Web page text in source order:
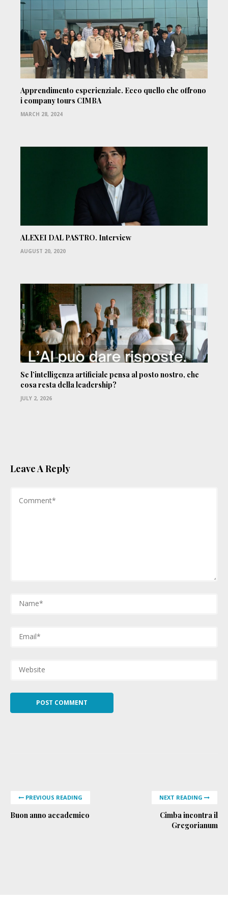
Apprendimento esperienziale. Ecco quello che offrono
i company tours CIMBA
MARCH 28, 2024
ALEXEI DAL PASTRO. Interview
AUGUST 20, 2020
Se l’intelligenza artificiale pensa al posto nostro, che
cosa resta della leadership?
JULY 2, 2026
Leave A Reply
PREVIOUS READING
Buon anno accademico
NEXT READING
Cimba incontra il
Gregorianum